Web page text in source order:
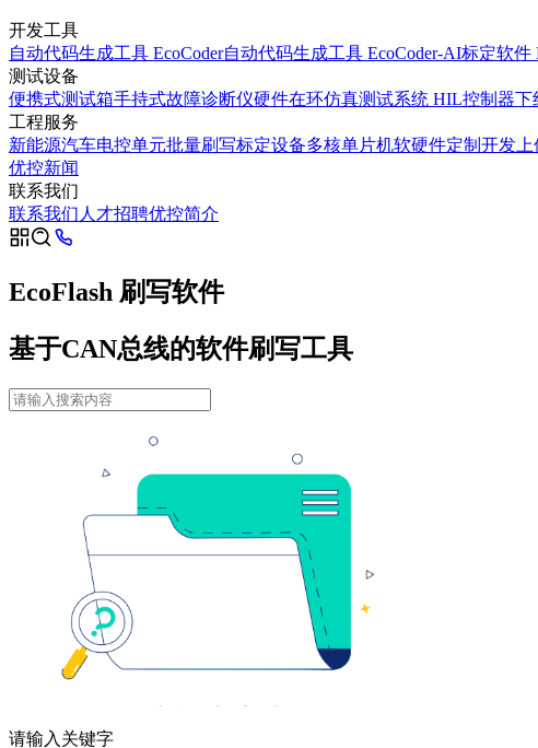
开发工具
自动代码生成工具 EcoCoder自动代码生成工具 EcoCoder-AI标定软件
测试设备
便携式测试箱手持式故障诊断仪硬件在环仿真测试系统 HIL控制器下
工程服务
新能源汽车电控单元批量刷写标定设备多核单片机软硬件定制开发
优控新闻
联系我们
联系我们 人才招聘优控简介
EcoFlash 刷写软件
基于CAN总线的软件刷写工具
请输入关键字